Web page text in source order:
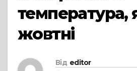
температура,
жовтні
Від editor